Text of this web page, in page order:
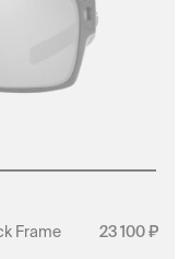
Frame
23 100